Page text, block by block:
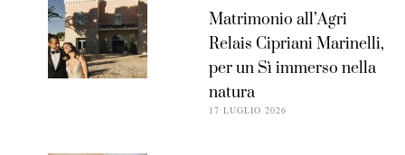
Matrimonio all’Agri
Relais Cipriani Marinelli,
per un Sì immerso nella
natura
17 LUGLIO 2026